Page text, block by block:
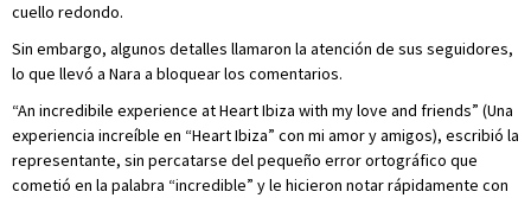
cuello redondo.
Sin embargo, algunos detalles llamaron la atención de sus seguidores,
lo que llevó a Nara a bloquear los comentarios.
“An incredibile experience at Heart Ibiza with my love and friends” (Una
experiencia increíble en “Heart Ibiza” con mi amor y amigos), escribió la
representante, sin percatarse del pequeño error ortográfico que
cometió en la palabra “incredible” y le hicieron notar rápidamente con